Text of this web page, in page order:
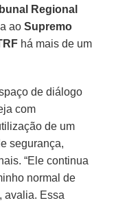
Regional
aoSupremo
há mais de um
de diálogo
com
de um
segurança,
“Ele continua
normal de
avalia. Essa